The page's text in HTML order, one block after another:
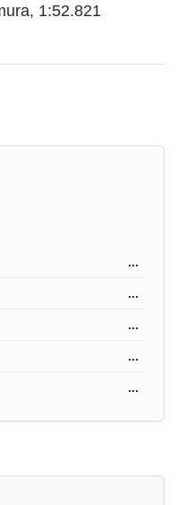
1:52.821
...
...
...
...
...